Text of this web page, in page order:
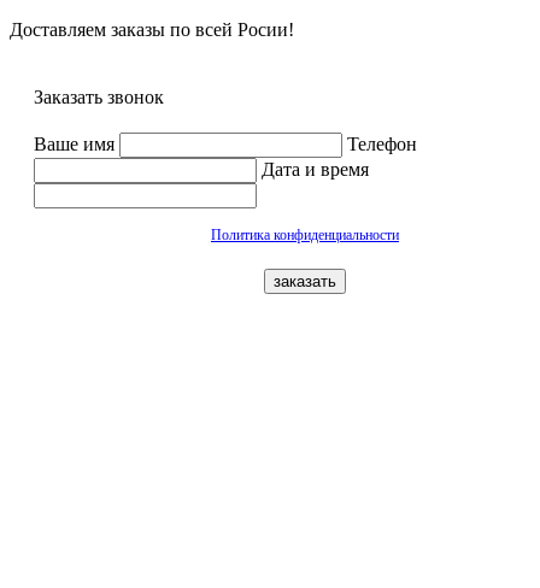
Доставляем заказы по всей Росии!
Заказать звонок
Ваше имя
Телефон
Дата и время
Политика конфиденциальности
заказать